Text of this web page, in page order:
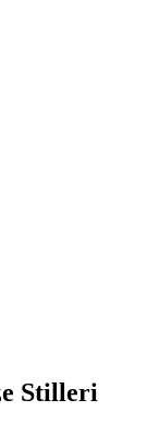
Stilleri